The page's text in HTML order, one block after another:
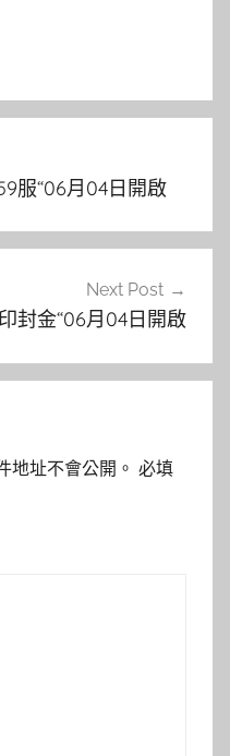
服“06月04日開啟
Next Post
封金“06月04日開啟
地址不會公開。 必填